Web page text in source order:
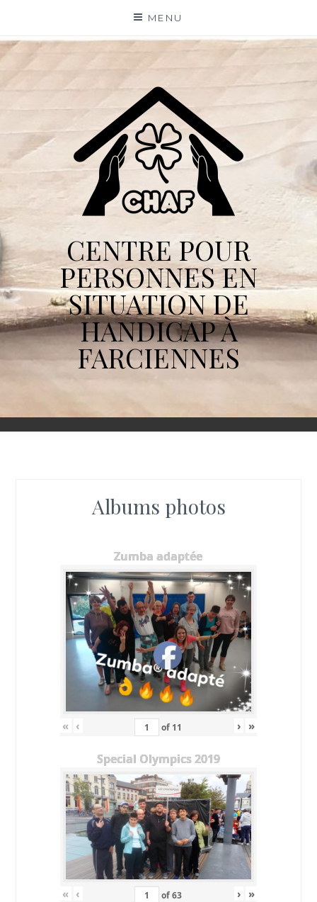
content
MENU
CENTRE POUR
PERSONNES EN
SITUATION DE
HANDICAP À
FARCIENNES
Albums photos
Zumba adaptée
« ‹ of 11 › »
Special Olympics 2019
« ‹ of63 › »